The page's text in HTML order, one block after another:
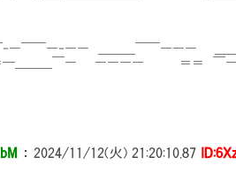
￣‐―￣￣―‐―― ＿＿＿￣￣――― ＿
＝━＿＿＿￣― ―――― ＝＝ ￣――
： 2024/11/12(火) 21:20:10.87